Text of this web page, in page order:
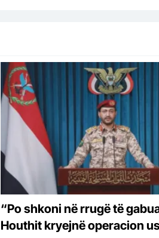
“Po shkoni në rrugë të
Houthit kryejnë operacion